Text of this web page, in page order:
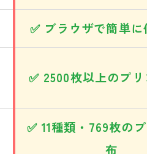
✅ ブラウザで簡単
✅ 2500枚以上のプ
✅ 11種類・769枚の
布